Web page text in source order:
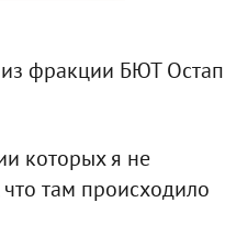
из фракции БЮТ Остап
которых я не
там происходило